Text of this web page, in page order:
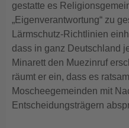
gestatte es
„Eigenverantwortung“ zu
Lärmschutz-Richtlinien
dass in ganz Deutschland
Minarett den Muezinruf
räumt er ein, dass es
Moscheegemeinden mit
Entscheidungsträgern